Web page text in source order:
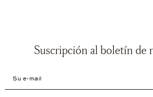
Suscripción al boletín de